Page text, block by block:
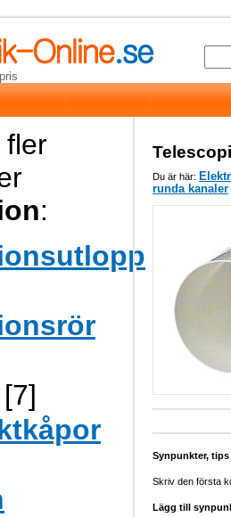
Du är här:
runda kanaler
Synpunkter, tips
Skriv den första
Lägg till
fler
:
[7]